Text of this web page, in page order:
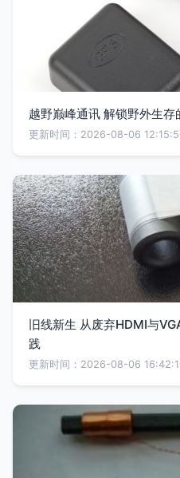
越野巅峰通讯 解锁野外生
更新时间：2026-08-06
旧线新生 从废弃HDMI与
践
更新时间：2026-08-06